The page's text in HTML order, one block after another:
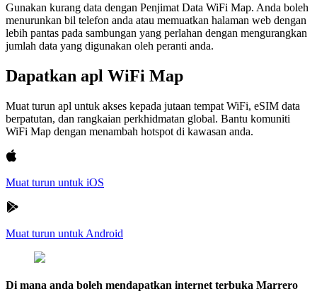
Gunakan kurang data dengan Penjimat Data WiFi Map. Anda boleh
menurunkan bil telefon anda atau memuatkan halaman web dengan
lebih pantas pada sambungan yang perlahan dengan mengurangkan
jumlah data yang digunakan oleh peranti anda.
Dapatkan apl WiFi Map
Muat turun apl untuk akses kepada jutaan tempat WiFi, eSIM data
berpatutan, dan rangkaian perkhidmatan global. Bantu komuniti
WiFi Map dengan menambah hotspot di kawasan anda.
Muat turun untuk iOS
Muat turun untuk Android
Di mana anda boleh mendapatkan internet terbuka Marrero